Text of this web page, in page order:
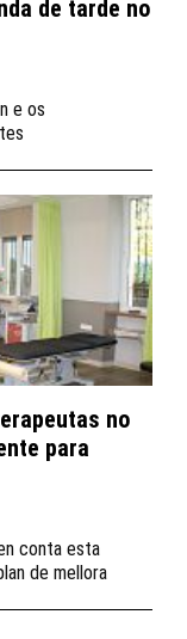
de tarde no
e os
no
para
conta esta
de mellora